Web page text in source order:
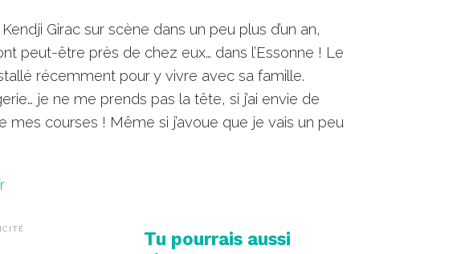
Girac sur scène dans un peu plus d’un an,
peut-être près de chez eux… dans l’Essonne ! Le
récemment pour y vivre avec sa famille.
je ne me prends pas la tête, si j’ai envie de
mes courses ! Même si j’avoue que je vais un peu
Tu pourrais aussi